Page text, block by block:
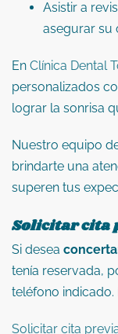
Asistir a
asegurar su
En Clínica Dental
personalizados
lograr la sonrisa
Nuestro equipo
brindarte una
superen tus
Solicitar cita
Si desea
tenía reservada,
teléfono indicado.
Solicitar cita